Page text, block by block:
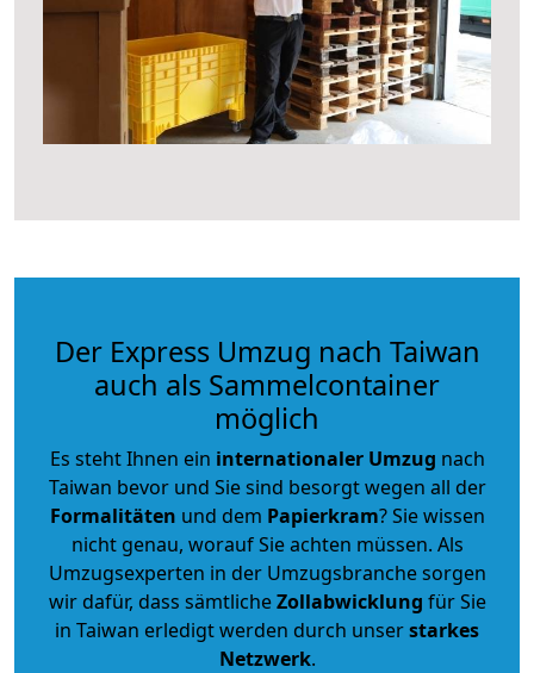
Der Express Umzug nach Taiwan
auch als Sammelcontainer
möglich
Es steht Ihnen ein internationaler Umzug nach
Taiwan bevor und Sie sind besorgt wegen all der
Formalitäten und dem Papierkram? Sie wissen
nicht genau, worauf Sie achten müssen. Als
Umzugsexperten in der Umzugsbranche sorgen
wir dafür, dass sämtlicheZollabwicklung für Sie
in Taiwan erledigt werden durch unserstarkes
Netzwerk.